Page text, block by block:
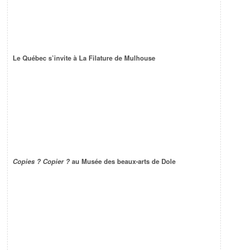
Le Québec s’invite à La Filature de Mulhouse
Copies ? Copier ? au Musée des beaux-arts de Dole